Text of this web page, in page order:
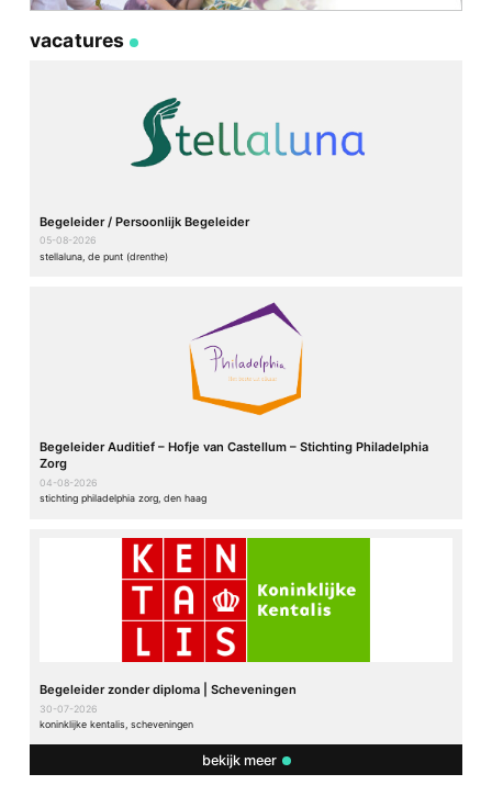
vacatures
Begeleider / Persoonlijk Begeleider
05-08-2026
stellaluna, de punt (drenthe)
Begeleider Auditief – Hofje van Castellum – Stichting Philadelphia
Zorg
04-08-2026
stichting philadelphia zorg, den haag
Begeleider zonder diploma | Scheveningen
30-07-2026
koninklijke kentalis, scheveningen
bekijk meer